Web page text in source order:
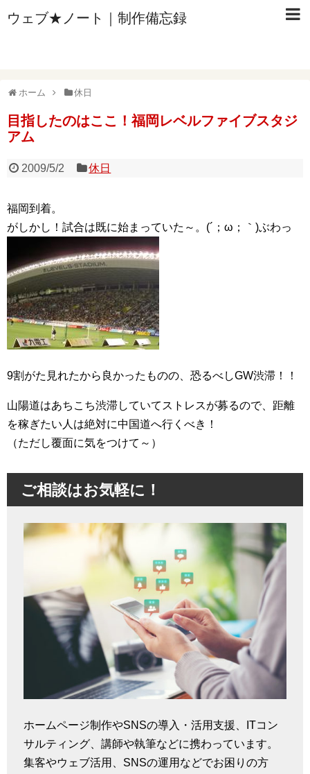
ウェブ★ノート｜制作備忘録
ホーム 休日
目指したのはここ！福岡レベルファイブスタジ
アム
2009/5/2 休日
福岡到着。
がしかし！試合は既に始まっていた～。(´；ω；｀)ぶわっ
9割がた見れたから良かったものの、恐るべしGW渋滞！！
山陽道はあちこち渋滞していてストレスが募るので、距離
を稼ぎたい人は絶対に中国道へ行くべき！
（ただし覆面に気をつけて～）
ご相談はお気軽に！
ホームページ制作やSNSの導入・活用支援、ITコン
サルティング、講師や執筆などに携わっています。
集客やウェブ活用、SNSの運用などでお困りの方